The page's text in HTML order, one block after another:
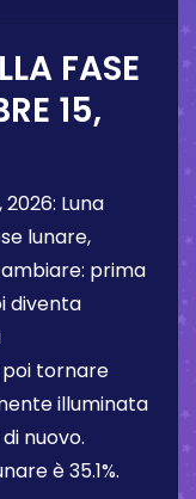
FASE
15,
2026: Luna
lunare,
prima
diventa
tornare
illuminata
nuovo.
è35.1%.